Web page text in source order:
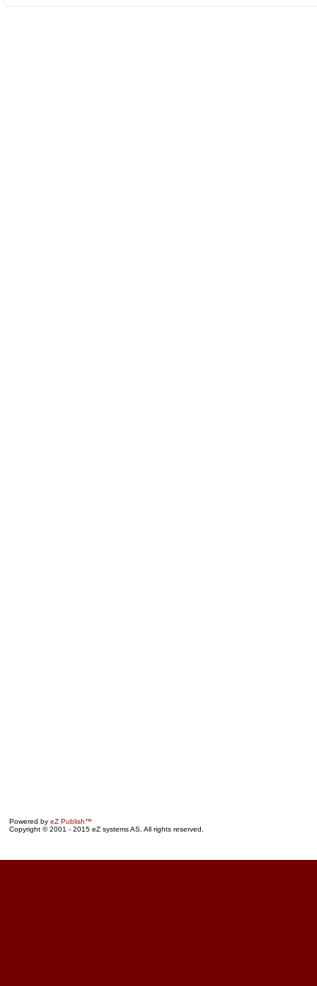
Powered by eZ Publish™
Copyright © 2001 - 2015 eZ systems AS. All rights reserved.